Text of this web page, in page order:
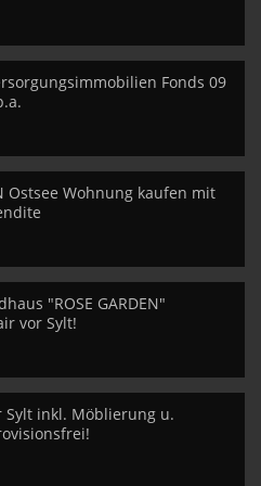
Fonds 09
Ostsee Wohnung kaufen mit
"ROSE GARDEN"
vor Sylt!
Sylt inkl. Möblierung u.